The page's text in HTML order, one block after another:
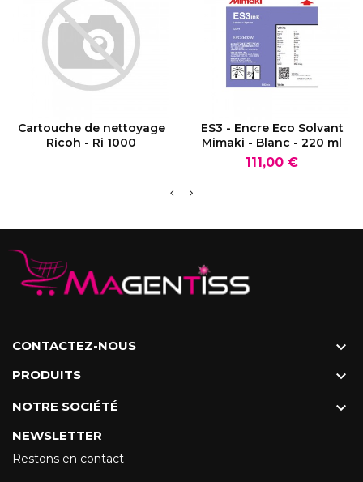
VOIR LE PRODUIT
Cartouche de nettoyage
Ricoh - Ri 1000
VOIR LE PRODUIT
ES3 - Encre Eco Solvant
Mimaki - Blanc - 220 ml
Prix
111,00 €
CONTACTEZ-NOUS 
PRODUITS 
NOTRE SOCIÉTÉ 
NEWSLETTER
Restons en contact